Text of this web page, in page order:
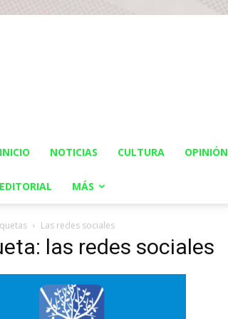
INICIO NOTICIAS CULTURA OPINIÓN
EDITORIAL MÁS
Las redes sociales
las redes sociales